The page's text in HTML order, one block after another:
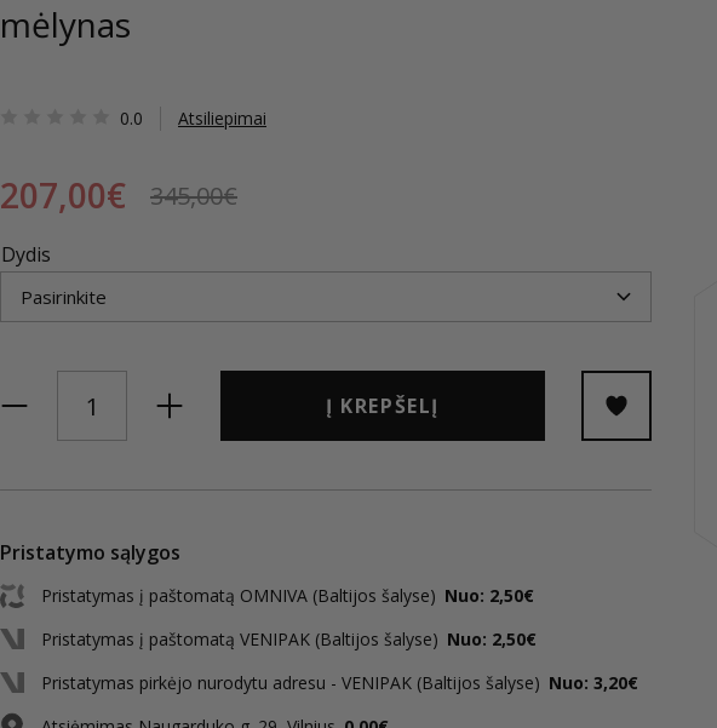
mėlynas
0.0 Atsiliepimai
207,00€ 345,00€
Dydis
Į KREPŠELĮ
Pristatymo sąlygos
Pristatymas į paštomatą OMNIVA (Baltijos šalyse) Nuo: 2,50€
Pristatymas į paštomatą VENIPAK (Baltijos šalyse) Nuo: 2,50€
Pristatymas pirkėjo nurodytu adresu - VENIPAK (Baltijos šalyse) Nuo: 3,20€